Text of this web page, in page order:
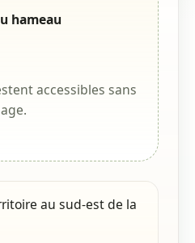
hameau
accessibles sans
au sud-est de la